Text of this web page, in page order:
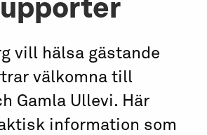
vill hälsa gästande
välkomna till
Gamla Ullevi. Här
information som